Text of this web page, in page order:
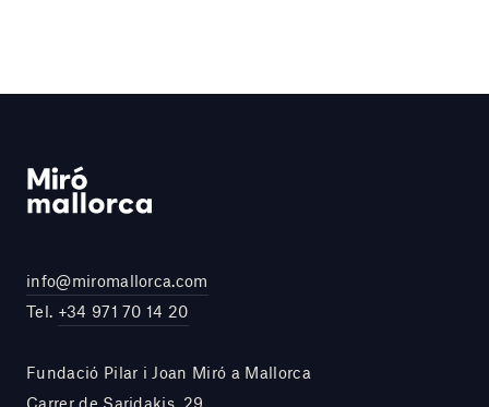
info@miromallorca.com
Tel. +34 971 70 14 20
Fundació Pilar i Joan Miró a Mallorca
Carrer de Saridakis, 29